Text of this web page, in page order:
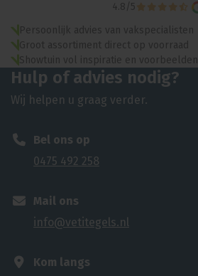
4.8/5
Persoonlijk advies van vakspecialisten
Groot assortiment direct op voorraad
Showtuin vol inspiratie en voorbeelden
Hulp of advies nodig?
Wij helpen u graag verder.
Bel ons op
0475 492 258
Mail ons
info@vetitegels.nl
Kom langs